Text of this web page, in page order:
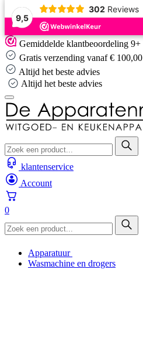
9,5
302 Reviews
Skip
to
content
Gemiddelde klantbeoordeling 9+
Gratis verzending vanaf € 100,00
Altijd het beste advies
Altijd het beste advies
klantenservice
Account
0
Apparatuur
Wasmachine en drogers